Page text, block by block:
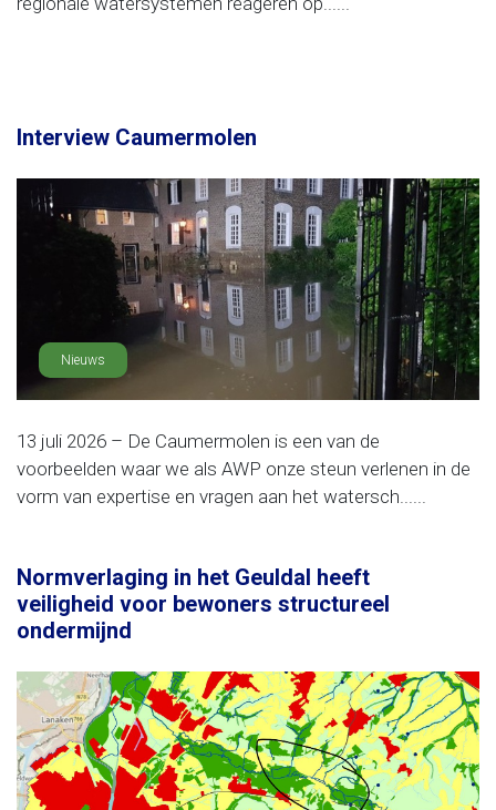
Interview Caumermolen
Nieuws
13 juli 2026 – De Caumermolen is een van de
voorbeelden waar we als AWP onze steun verlenen in de
vorm van expertise en vragen aan het watersch......
Normverlaging in het Geuldal heeft
veiligheid voor bewoners structureel
ondermijnd